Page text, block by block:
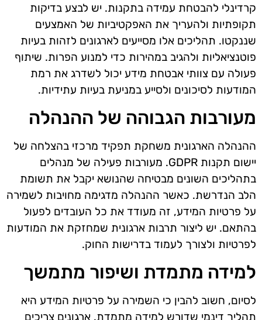
קרדינלי להבטחת עמידה בתקנות. יש לבצע בדיקות
תקופתיות ולהעריך את האפקטיביות של האמצעים
שננקטו. תהליכים אלו מסייעים לארגונים לזהות בעיות
פוטנציאליות ולהגיב במהירות כדי למנוע הפרות. שיתוף
פעולה עם צוותי אבטחת מידע יכול לשדרג את רמת
המודעות לסיכונים ולסייע במניעת בעיות עתידיות.
מעורבות הגבוהה של ההנהלה
ההנהלה הארגונית משחקת תפקיד מרכזי בהצלחה של
יישום תקנות GDPR. מעורבות פעילה של מנהלים
בתהליכים השונים מבטיחה שהנושא יקבל את תשומת
הלב הנדרשת. כאשר ההנהלה מדגימה מחויבות לשמירה
על פרטיות המידע, זה מעודד את כל העובדים לפעול
בהתאם. יש ליצור תרבות ארגונית שמחזקת את המודעות
לפרטיות ולצורך לעמוד בדרישות החוק.
למידה מתמדת ושיפור מתמשך
לסיום, חשוב להבין כי השמירה על פרטיות המידע היא
תהליך דינמי שדורש למידה מתמדת. ארגונים צריכים